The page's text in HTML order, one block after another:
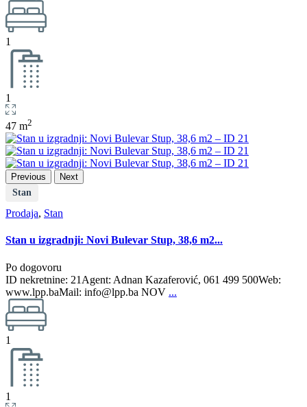
1
1
47 m2
Previous
Next
Stan
Prodaja, Stan
Stan u izgradnji: Novi Bulevar Stup, 38,6 m2...
Po dogovoru
ID nekretnine: 21Agent: Adnan Kazaferović, 061 499 500Web:
www.lpp.baMail: info@lpp.ba NOV ...
1
1